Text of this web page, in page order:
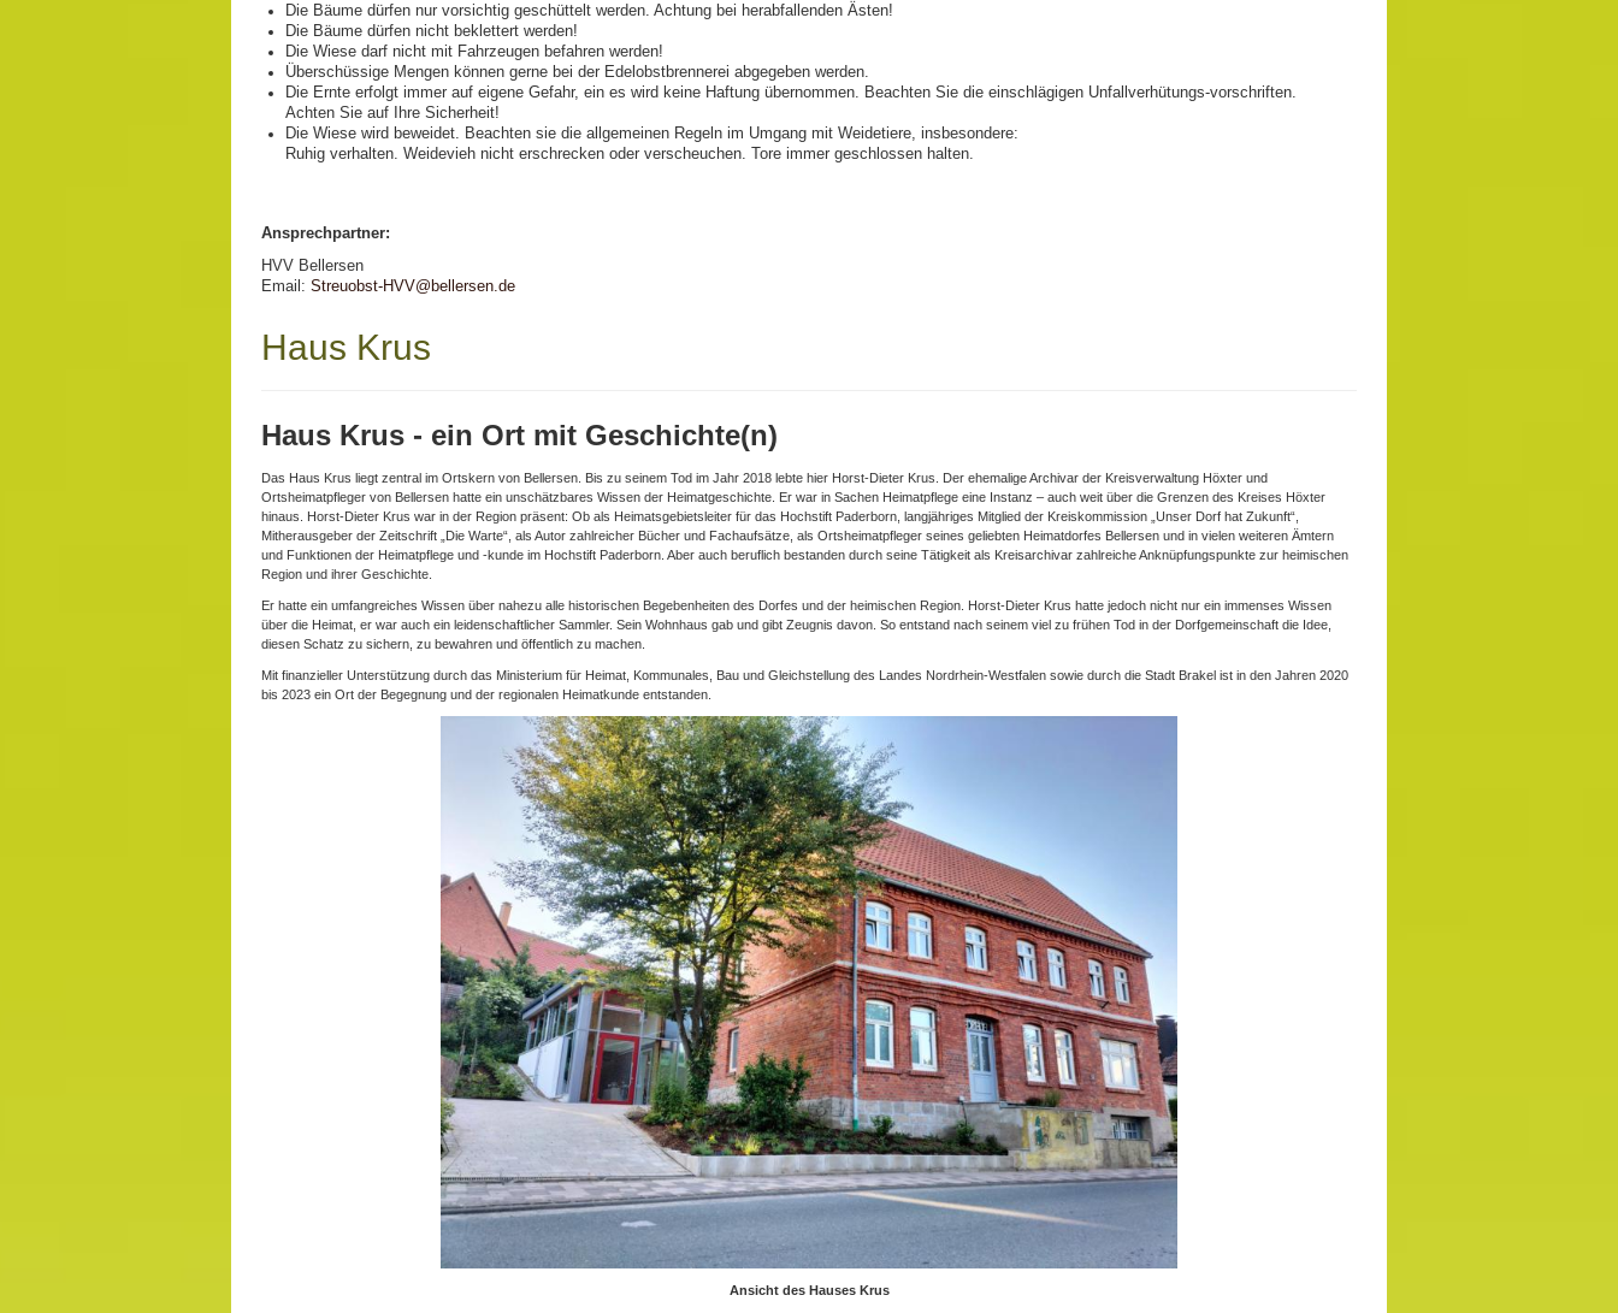
Die Bäume dürfen nur vorsichtig geschüttelt werden. Achtung bei herabfallenden Ästen!
Die Bäume dürfen nicht beklettert werden!
Die Wiese darf nicht mit Fahrzeugen befahren werden!
Überschüssige Mengen können gerne bei der Edelobstbrennerei abgegeben werden.
Die Ernte erfolgt immer auf eigene Gefahr, ein es wird keine Haftung übernommen. Beachten Sie die einschlägigen Unfallverhütungs-vorschriften.
Achten Sie auf Ihre Sicherheit!
Die Wiese wird beweidet. Beachten sie die allgemeinen Regeln im Umgang mit Weidetiere, insbesondere:
Ruhig verhalten. Weidevieh nicht erschrecken oder verscheuchen. Tore immer geschlossen halten.
Ansprechpartner:
HVV Bellersen
Email: Streuobst-HVV@bellersen.de
Haus Krus
Haus Krus - ein Ort mit Geschichte(n)
Das Haus Krus liegt zentral im Ortskern von Bellersen. Bis zu seinem Tod im Jahr 2018 lebte hier Horst-Dieter Krus. Der ehemalige Archivar der Kreisverwaltung Höxter und
Ortsheimatpfleger von Bellersen hatte ein unschätzbares Wissen der Heimatgeschichte. Er war in Sachen Heimatpflege eine Instanz – auch weit über die Grenzen des Kreises Höxter
hinaus. Horst-Dieter Krus war in der Region präsent: Ob als Heimatsgebietsleiter für das Hochstift Paderborn, langjähriges Mitglied der Kreiskommission „Unser Dorf hat Zukunft“,
Mitherausgeber der Zeitschrift „Die Warte“, als Autor zahlreicher Bücher und Fachaufsätze, als Ortsheimatpfleger seines geliebten Heimatdorfes Bellersen und in vielen weiteren Ämtern
und Funktionen der Heimatpflege und -kunde im Hochstift Paderborn. Aber auch beruflich bestanden durch seine Tätigkeit als Kreisarchivar zahlreiche Anknüpfungspunkte zur heimischen
Region und ihrer Geschichte.
Er hatte ein umfangreiches Wissen über nahezu alle historischen Begebenheiten des Dorfes und der heimischen Region. Horst-Dieter Krus hatte jedoch nicht nur ein immenses Wissen
über die Heimat, er war auch ein leidenschaftlicher Sammler. Sein Wohnhaus gab und gibt Zeugnis davon. So entstand nach seinem viel zu frühen Tod in der Dorfgemeinschaft die Idee,
diesen Schatz zu sichern, zu bewahren und öffentlich zu machen.
Mit finanzieller Unterstützung durch das Ministerium für Heimat, Kommunales, Bau und Gleichstellung des Landes Nordrhein-Westfalen sowie durch die Stadt Brakel ist in den Jahren 2020
bis 2023 ein Ort der Begegnung und der regionalen Heimatkunde entstanden.
Ansicht des Hauses Krus